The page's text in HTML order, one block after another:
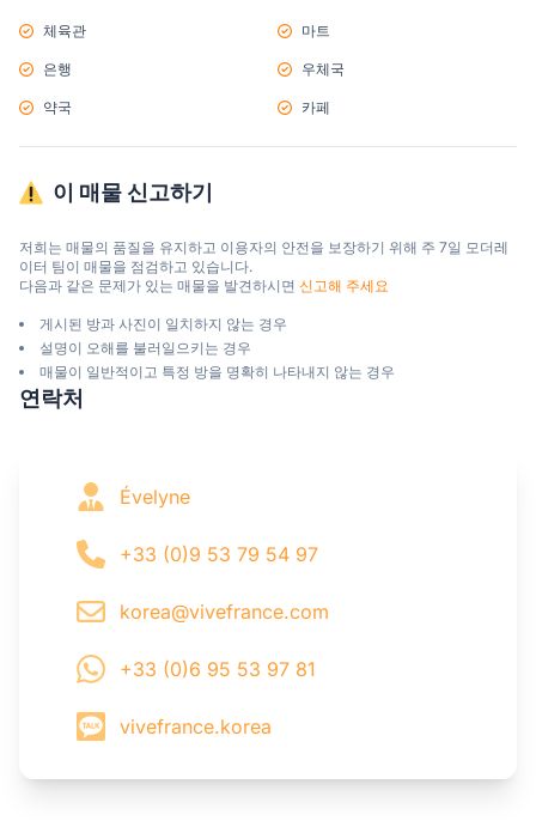
체육관 마트
은행 우체국
약국 카페
이 매물 신고하기
저희는 매물의 품질을 유지하고 이용자의 안전을 보장하기 위해 주 7일 모더레
이터 팀이 매물을 점검하고 있습니다.
다음과 같은 문제가 있는 매물을 발견하시면 신고해 주세요
게시된 방과 사진이 일치하지 않는 경우
설명이 오해를 불러일으키는 경우
매물이 일반적이고 특정 방을 명확히 나타내지 않는 경우
연락처
Évelyne
+33 (0)9 53 79 54 97
korea@vivefrance.com
+33 (0)6 95 53 97 81
vivefrance.korea